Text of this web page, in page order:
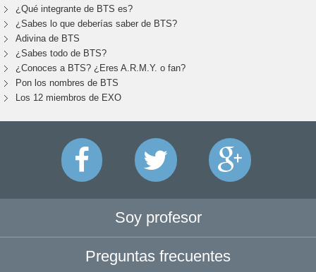
¿Qué integrante de BTS es?
¿Sabes lo que deberías saber de BTS?
Adivina de BTS
¿Sabes todo de BTS?
¿Conoces a BTS? ¿Eres A.R.M.Y. o fan?
Pon los nombres de BTS
Los 12 miembros de EXO
Soy profesor
Preguntas frecuentes